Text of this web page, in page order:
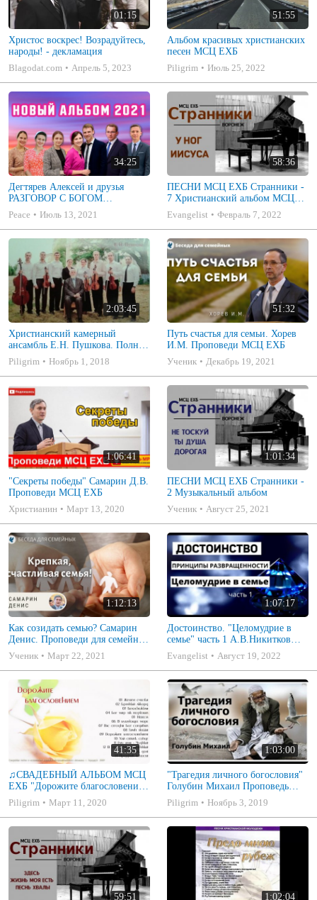
01:15
Христос воскрес! Возрадуйтесь,
народы! - декламация
Blagodat.com
Апрель 5, 2023
51:55
Альбом красивых христианских
песен МСЦ ЕХБ
Piligrim
Июль 25, 2022
34:25
Дегтярев Алексей и друзья
РАЗГОВОР С БОГОМ
Христианские песни МСЦ ЕХБ
2021 (7я)
Peace Июль 13, 2021
58:36
ПЕСНИ МСЦ ЕХБ Странники -
7 Христианский альбом МСЦ
ЕХБ
Evangelist Февраль 7, 2022
2:03:45
Христианский камерный
ансамбль Е.Н. Пушкова. Полное
собрание
Piligrim Ноябрь 1, 2018
51:32
Путь счастья для семьи. Хорев
И.М. Проповеди МСЦ ЕХБ
Ученик
Декабрь 19, 2021
1:06:41
"Секреты победы" Самарин Д.В.
Проповеди МСЦ ЕХБ
Христианин
Март 13, 2020
1:01:34
ПЕСНИ МСЦ ЕХБ Странники -
2 Музыкальный альбом
Ученик
Август 25, 2021
1:12:13
Как созидать семью? Самарин
Денис. Проповеди для семейных
МСЦ ЕХБ
Ученик Март 22, 2021
1:07:17
Достоинство. "Целомудрие в
семье" часть 1 А.В.Никитков
Беседа для семейных МСЦ ЕХБ
Evangelist Август 19, 2022
41:35
♫СВАДЕБНЫЙ АЛЬБОМ МСЦ
ЕХБ "Дорожите благословением
- Христианские песни.
Музыкальный диск. Псалмы
Piligrim Март 11, 2020
1:03:00
"Трагедия личного богословия"
Голубин Михаил Проповедь
2019
Piligrim Ноябрь 3, 2019
59:51 1:02:04